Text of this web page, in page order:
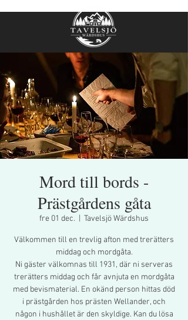
Mord till bords -
Prästgårdens gåta
fre 01 dec. Tavelsjö Wärdshus
Välkommen till en trevlig afton med trerätters
middag och mordgåta.
Ni gäster välkomnas till 1931, där ni serveras
trerätters middag och får avnjuta en mordgåta
med bevismaterial. En okänd person hittas död
i prästgården hos prästen Wellander, och
någon i hushållet är den skyldige. Kan du lösa